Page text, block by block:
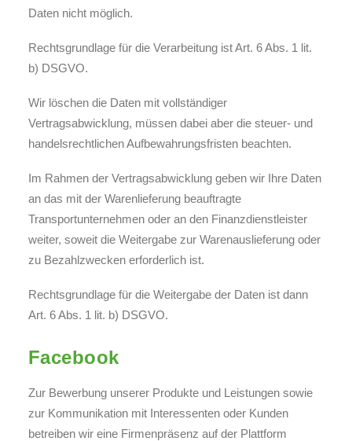
Daten nicht möglich.
Rechtsgrundlage für die Verarbeitung ist Art. 6 Abs. 1 lit.
b) DSGVO.
Wir löschen die Daten mit vollständiger
Vertragsabwicklung, müssen dabei aber die steuer- und
handelsrechtlichen Aufbewahrungsfristen beachten.
Im Rahmen der Vertragsabwicklung geben wir Ihre Daten
an das mit der Warenlieferung beauftragte
Transportunternehmen oder an den Finanzdienstleister
weiter, soweit die Weitergabe zur Warenauslieferung oder
zu Bezahlzwecken erforderlich ist.
Rechtsgrundlage für die Weitergabe der Daten ist dann
Art. 6 Abs. 1 lit. b) DSGVO.
Facebook
Zur Bewerbung unserer Produkte und Leistungen sowie
zur Kommunikation mit Interessenten oder Kunden
betreiben wir eine Firmenpräsenz auf der Plattform